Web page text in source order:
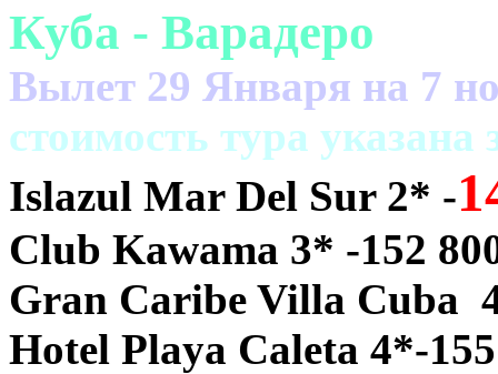
Куба - Варадеро
Вылет 29 Января на 7
cтоимость тура
Islazul Mar Del Sur 2* -
Club Kawama 3* -152
Gran Caribe Villa Cuba
Hotel Playa Caleta 4*-